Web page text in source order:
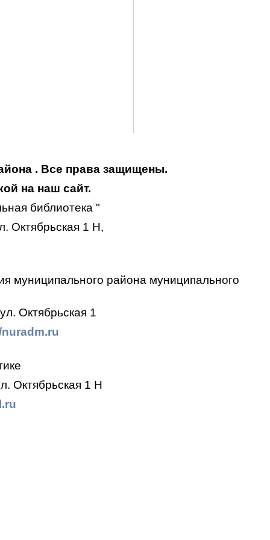
. Все права защищены.
на наш сайт.
библиотека "
Октябрьская 1 Н,
муниципального района муниципального
Октябрьская 1
nuradm.ru
Октябрьская 1 Н